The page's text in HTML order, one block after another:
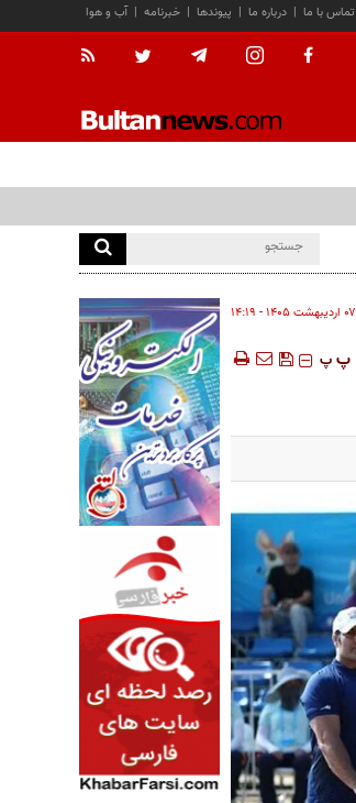
آب و هوا | خبرنامه | پیوندها | درباره ما | تماس با ما
۰۷ ارديبهشت ۱۴۰۵ - ۱۴:۱۹
‍‍‍ پ پ